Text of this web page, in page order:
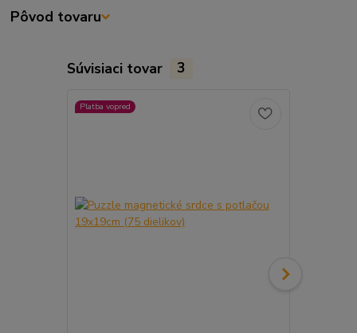
Pôvod tovaru
Súvisiaci tovar 3
Platba vopred